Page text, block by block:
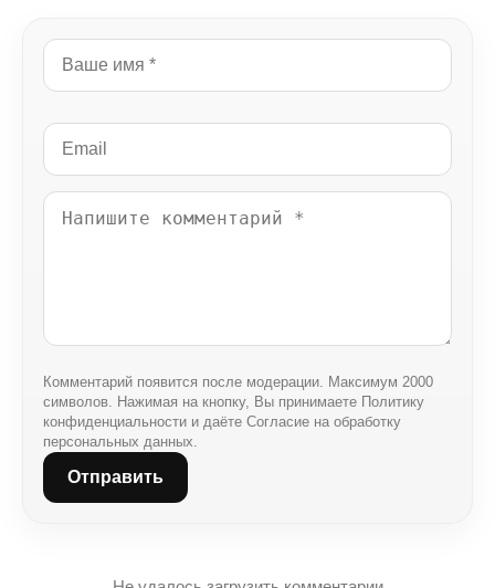
Комментарий появится после модерации. Максимум 2000
символов. Нажимая на кнопку, Вы принимаете Политику
конфиденциальности и даёте Согласие на обработку
персональных данных.
Отправить